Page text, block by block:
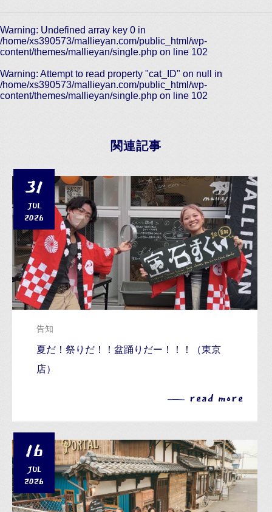
Warning: Undefined array key 0 in
/home/xs390573/mallieyan.com/public_html/wp-
content/themes/mallieyan/single.php on line 102
Warning: Attempt to read property "cat_ID" on null in
/home/xs390573/mallieyan.com/public_html/wp-
content/themes/mallieyan/single.php on line 102
関連記事
31
JUL
2026
告知
夏だ！祭りだ！！盆踊りだー！！！（東京
店）
read more
16
JUL
2026